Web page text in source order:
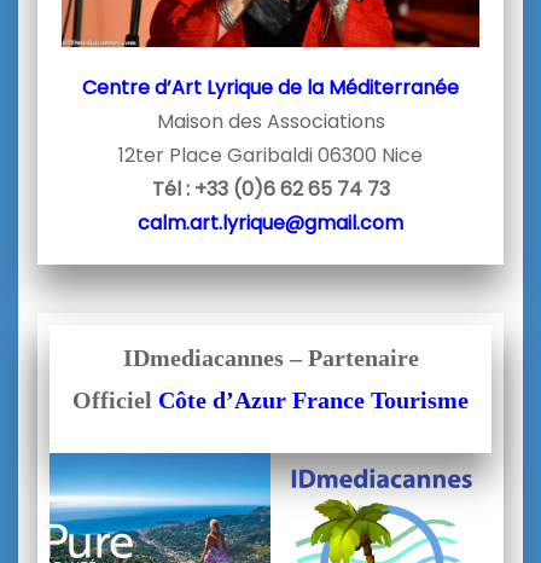
Centre d’Art Lyrique de la Méditerranée
Maison des Associations
12ter Place Garibaldi 06300 Nice
Tél : +33 (0)6 62 65 74 73
calm.art.lyrique@gmail.com
IDmediacannes – Partenaire
Officiel Côte d’Azur France Tourisme